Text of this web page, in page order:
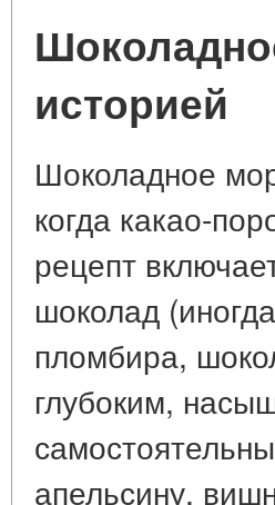
историей
Шоколадное
когда какао-
рецепт
шоколад
пломбира,
глубоким,
апельсину,